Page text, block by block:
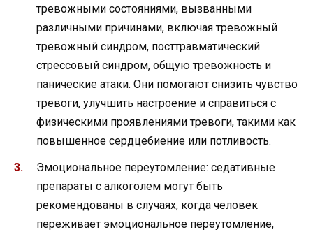
тревожными состояниями, вызванными
различными причинами, включая тревожный
тревожный синдром, посттравматический
стрессовый синдром, общую тревожность и
панические атаки. Они помогают снизить чувство
тревоги, улучшить настроение и справиться с
физическими проявлениями тревоги, такими как
повышенное сердцебиение или потливость.
Эмоциональное переутомление: седативные
препараты с алкоголем могут быть
рекомендованы в случаях, когда человек
переживает эмоциональное переутомление,